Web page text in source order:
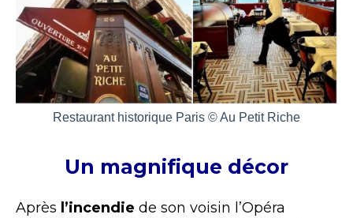
Restaurant historique Paris © Au Petit Riche
Un magnifique décor
Après l’incendie de son voisin l’Opéra